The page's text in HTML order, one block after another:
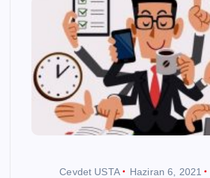
Cevdet USTA
Haziran 6, 2021